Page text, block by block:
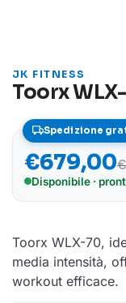
JK FITNESS
Toorx
€
€679,00
Disponibile ·
Spedizione
Toorx WLX-70,
media intensità,
workout efficace.